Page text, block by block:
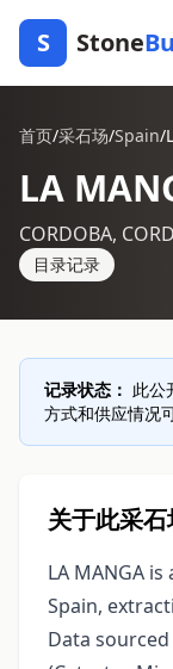
S Stone
首页/采石场/Spain/
LA
CORDOBA,
目录记录
记录状态： 此公
方式和供应情况
关于此采
LA MANGA
Spain,
Data